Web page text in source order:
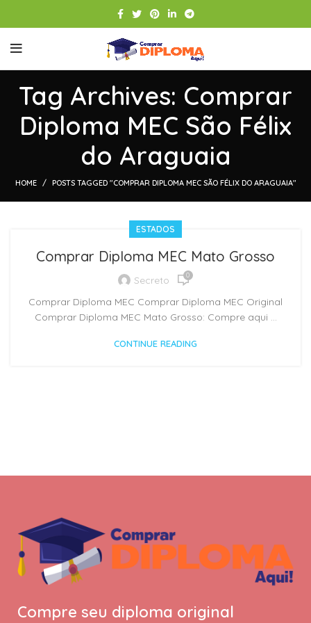
Tag Archives: Comprar
Diploma MEC São Félix
do Araguaia
HOME POSTS TAGGED "COMPRAR DIPLOMA MEC SÃO FÉLIX DO ARAGUAIA"
ESTADOS
Comprar Diploma MEC Mato Grosso
Secreto 0
Comprar Diploma MEC Comprar Diploma MEC Original
Comprar Diploma MEC Mato Grosso: Compre aqui ...
CONTINUE READING
Compre seu diploma original